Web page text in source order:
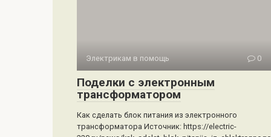
Электрикам в помощь 0
Поделки с электронным
трансформатором
Как сделать блок питания из электронного
трансформатора Источник: https://electric-